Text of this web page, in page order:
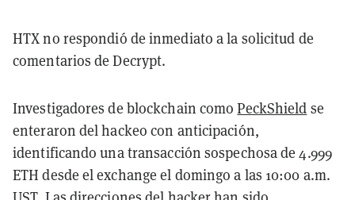
HTX no respondió de inmediato a la solicitud de
comentarios de Decrypt.
Investigadores de blockchain comoPeckShield se
enteraron del hackeo con anticipación,
identificando una transacción sospechosa de 4.999
ETH desde el exchange el domingo a las 10:00 a.m.